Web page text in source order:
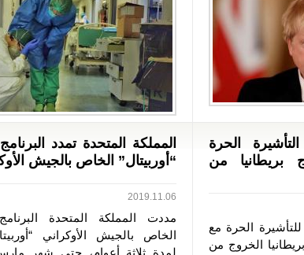
الحرة
بريطانيا من
الحرة مع
الخروج من
المملكة المتحدة تمدد
“أوربيتال” الخاص بالجيش
2019.11.06
مددت المملكة المتحدة
الخاص بالجيش الأوكراني
لمدة ثلاثة أعوام، حتى شهر